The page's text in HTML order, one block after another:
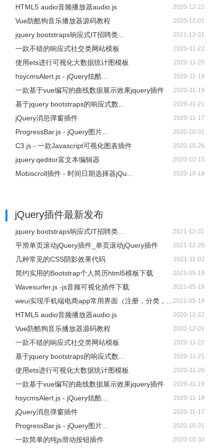
HTML5 audio音频播放器audio.js 2020-12-22
Vue防酷狗音乐播放器源码教程 2020-12-01
jquery bootstraps响应式IT招聘类... 2021-12-31
一款不错的响应式社交类网站模板 2020-11-22
使用ets进行可视化大数据统计图模板 2020-11-20
hsycmsAlert.js - jQuery炫酷... 2020-11-18
一款基于vue编写的曲线数据展示效果jquery插件 2020-11-19
基于jquery bootstraps的响应式数... 2020-11-21
jQuery消息弹窗插件 2020-11-17
ProgressBar.js - jQuery图片... 2020-10-31
C3.js - 一款Javascript可视化图表插件 2020-10-26
jquery.qeditor富文本编辑器 2020-10-15
Mobiscroll插件 - 时间日期选择器jQu... 2020-10-18
jQuery插件最新发布
jquery bootstraps响应式IT招聘类... 2021-12-31
平滑单页滚动jQuery插件_单页滚动jQuery插件 2021-12-26
几种常见的CSS阴影效果代码 2021-11-02
简约实用的Bootstrap个人简历html5模板下载 2021-05-19
Wavesurfer.js -js音频可视化插件下载 2021-05-19
weui实现手机端电商app常用界面（注册，分类，... 2021-05-19
HTML5 audio音频播放器audio.js 2020-12-22
Vue防酷狗音乐播放器源码教程 2020-12-01
一款不错的响应式社交类网站模板 2020-11-22
基于jquery bootstraps的响应式数... 2020-11-21
使用ets进行可视化大数据统计图模板 2020-11-20
一款基于vue编写的曲线数据展示效果jquery插件 2020-11-19
hsycmsAlert.js - jQuery炫酷... 2020-11-18
jQuery消息弹窗插件 2020-11-17
ProgressBar.js - jQuery图片... 2020-10-31
一款简单的纯js滑动按钮插件 2020-10-30